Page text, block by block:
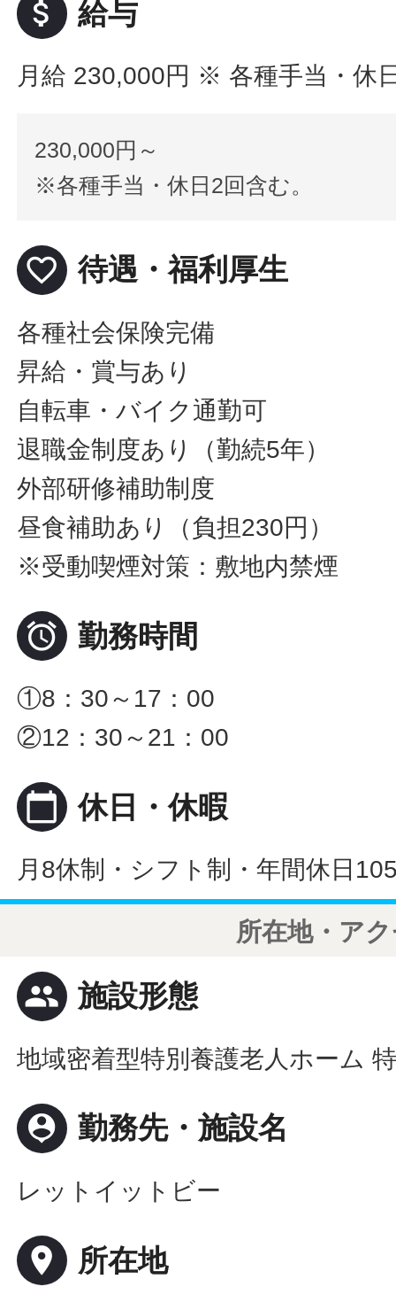
attach_money 給与
月給 230,000円 ※ 各種手当・休
230,000円～
※各種手当・休日2回含む。
favorite_border 待遇・福利厚生
各種社会保険完備
昇給・賞与あり
自転車・バイク通勤可
退職金制度あり（勤続5年）
外部研修補助制度
昼食補助あり（負担230円）
※受動喫煙対策：敷地内禁煙
 勤務時間
①8：30～17：00
②12：30～21：00
calendar_today 休日・休暇
月8休制・シフト制・年間休日
所在地・ア
people 施設形態
地域密着型特別養護老人ホーム
person_pin 勤務先・施設名
レットイットビー
place 所在地